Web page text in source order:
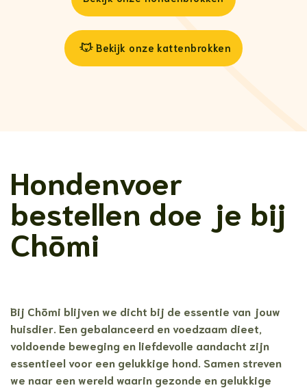
Bekijk onze kattenbrokken
Hondenvoer
bestellen doe je bij
Chōmi
Bij Chōmi blijven we dicht bij de essentie van jouw
huisdier. Een gebalanceerd en voedzaam dieet,
voldoende beweging en liefdevolle aandacht zijn
essentieel voor een gelukkige hond. Samen streven
we naar een wereld waarin gezonde en gelukkige